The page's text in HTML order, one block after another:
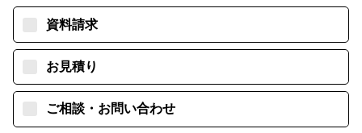
資料請求
お見積り
ご相談・お問い合わせ